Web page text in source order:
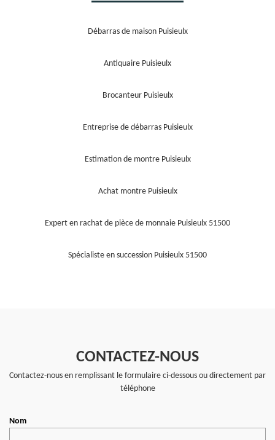
Débarras de maison Puisieulx
Antiquaire Puisieulx
Brocanteur Puisieulx
Entreprise de débarras Puisieulx
Estimation de montre Puisieulx
Achat montre Puisieulx
Expert en rachat de pièce de monnaie Puisieulx 51500
Spécialiste en succession Puisieulx 51500
CONTACTEZ-NOUS
Contactez-nous en remplissant le formulaire ci-dessous ou directement par
téléphone
Nom